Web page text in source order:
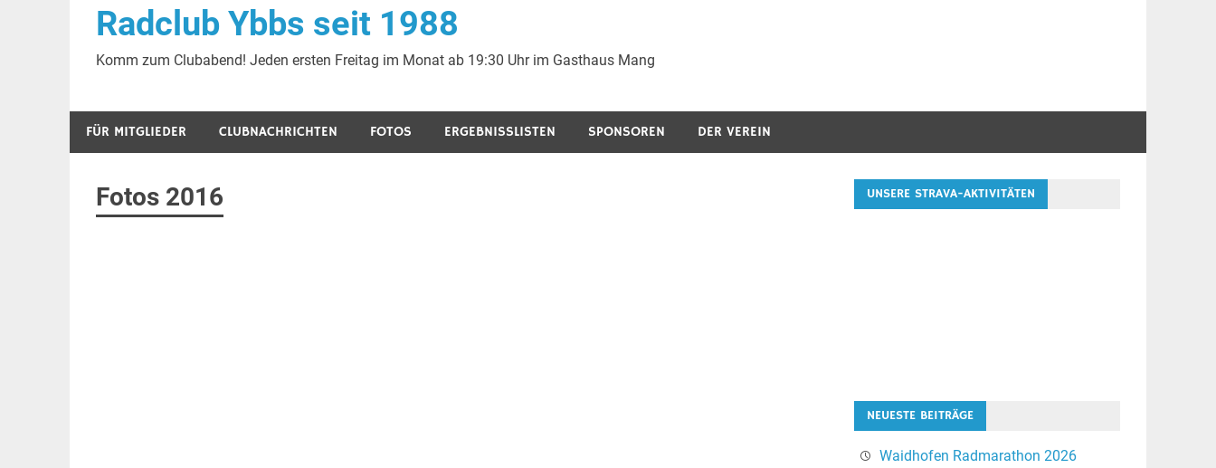
Radclub Ybbs seit 1988
Komm zum Clubabend! Jeden ersten Freitag im Monat ab 19:30 Uhr im Gasthaus Mang
FÜR MITGLIEDER CLUBNACHRICHTEN FOTOS ERGEBNISSLISTEN SPONSOREN DER VEREIN
Fotos 2016 UNSERE STRAVA-AKTIVITÄTEN
NEUESTE BEITRÄGE
Waidhofen Radmarathon 2026